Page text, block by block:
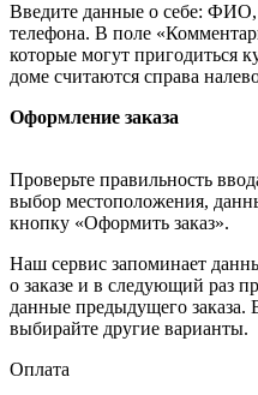
Введите данные о себе: ФИО,
телефона. В поле
которые могут пригодиться
доме считаются справа
Оформление заказа
Проверьте правильность
выбор местоположения,
кнопку «Оформить заказ».
Наш сервис запоминает
о заказе и в следующий раз
данные предыдущего заказа.
выбирайте другие варианты.
Оплата